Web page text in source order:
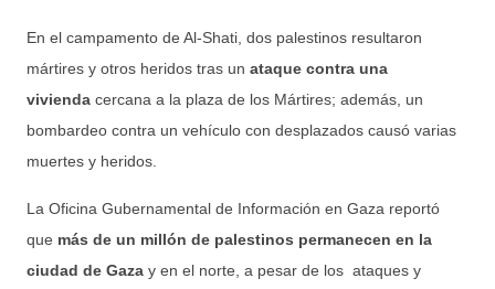
En el campamento de Al-Shati, dos palestinos resultaron
mártires y otros heridos tras un ataque contra una
vivienda cercana a la plaza de los Mártires; además, un
bombardeo contra un vehículo con desplazados causó varias
muertes y heridos.
La Oficina Gubernamental de Información en Gaza reportó
que más de un millón de palestinos permanecen en la
ciudad de Gaza y en el norte, a pesar de los ataques y